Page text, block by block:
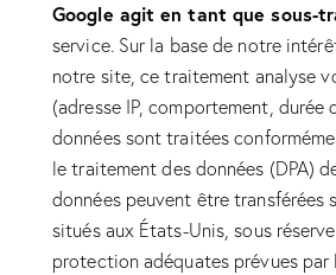
Google agit en tant que sous-
service. Sur la base de notre
notre site, ce traitement analyse
(adresse IP, comportement, durée
données sont traitées
le traitement des données (DPA)
données peuvent être transférées
situés aux États-Unis, sous
protection adéquates prévues par